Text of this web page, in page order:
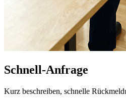
Schnell-Anfrage
Kurz beschreiben, schnelle